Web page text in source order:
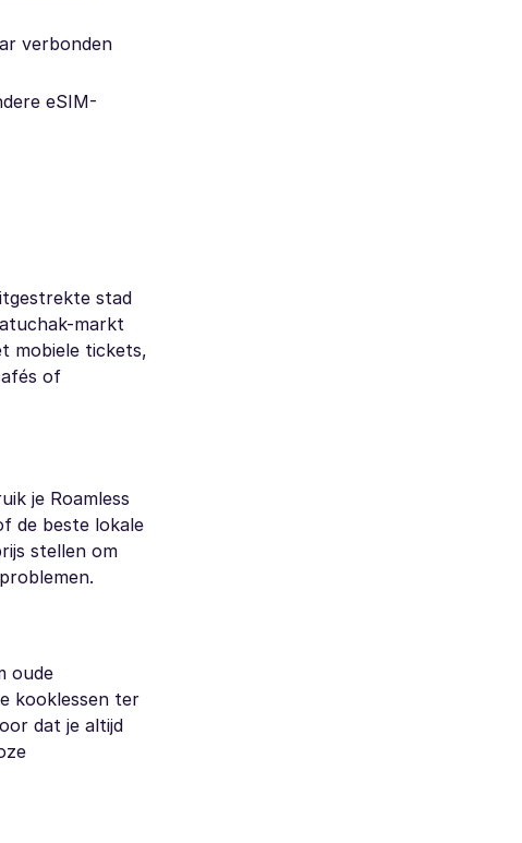
verbonden
eSIM-
stad
markt
mobiele tickets,
of
je Roamless
de beste lokale
stellen om
oude
kooklessen ter
dat je altijd